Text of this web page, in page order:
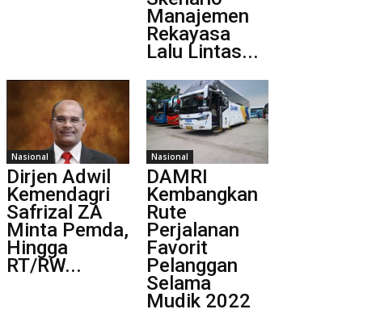
Manajemen
Rekayasa
Lalu Lintas...
Nasional
Dirjen Adwil
Kemendagri
Safrizal ZA
Minta Pemda,
Hingga
RT/RW...
Nasional
DAMRI
Kembangkan
Rute
Perjalanan
Favorit
Pelanggan
Selama
Mudik 2022